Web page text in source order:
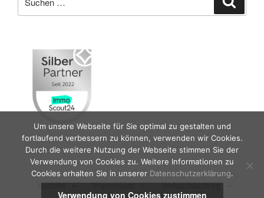
nach:
Kontakt ~ Impressum ~ Verkaufsauftrag
Um unsere Webseite für Sie optimal zu gestalten und
fortlaufend verbessern zu können, verwenden wir Cookies.
Durch die weitere Nutzung der Webseite stimmen Sie der
Verwendung von Cookies zu. Weitere Informationen zu
Cookies erhalten Sie in unserer Datenschutzerklärung.
Verwendung von Cookies zustimmen